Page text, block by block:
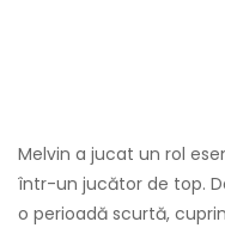
Melvin a jucat un rol
într-un jucător de top.
o perioadă scurtă,